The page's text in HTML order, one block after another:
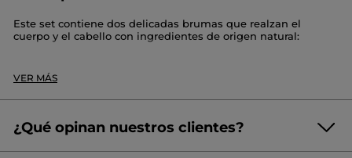
Este set contiene dos delicadas brumas que realzan el
cuerpo y el cabello con ingredientes de origen natural:
% de ingredientes de origen natural perfuma delicadamente
el cuerpo y el cabello.
con un 96 % de ingredientes de origen natural perfuma
delicadamente el cuerpo y el cabello.
VER MÁS
¿Qué opinan nuestros clientes?